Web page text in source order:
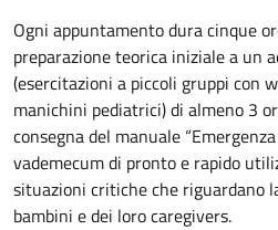
Ogni appuntamento dura cinque
preparazione teorica iniziale a un
(esercitazioni a piccoli gruppi con
manichini pediatrici) di almeno 3
consegna del manuale
vademecum di pronto e rapido
situazioni critiche che riguardano
bambini e dei loro caregivers.